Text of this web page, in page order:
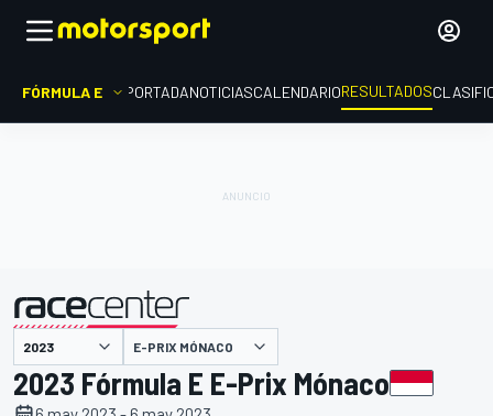
FÓRMULA E PORTADANOTICIASCALENDARIORESULTADOS
presentado por E-PRIX MÓNACO
2023 Fórmula E E-Prix Mónaco